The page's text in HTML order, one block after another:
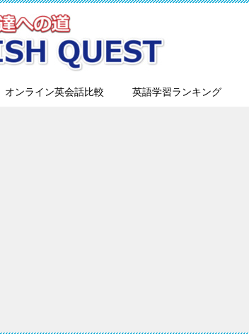
オンライン英会話比較 英語学習ランキング